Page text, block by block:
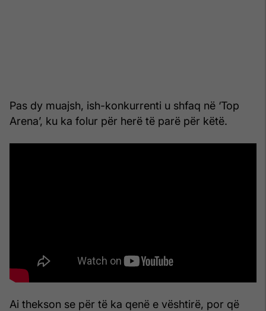
Pas dy muajsh, ish-konkurrenti u shfaq në ‘Top
Arena’, ku ka folur për herë të parë për këtë.
Ai thekson se për të ka qenë e vështirë, por që